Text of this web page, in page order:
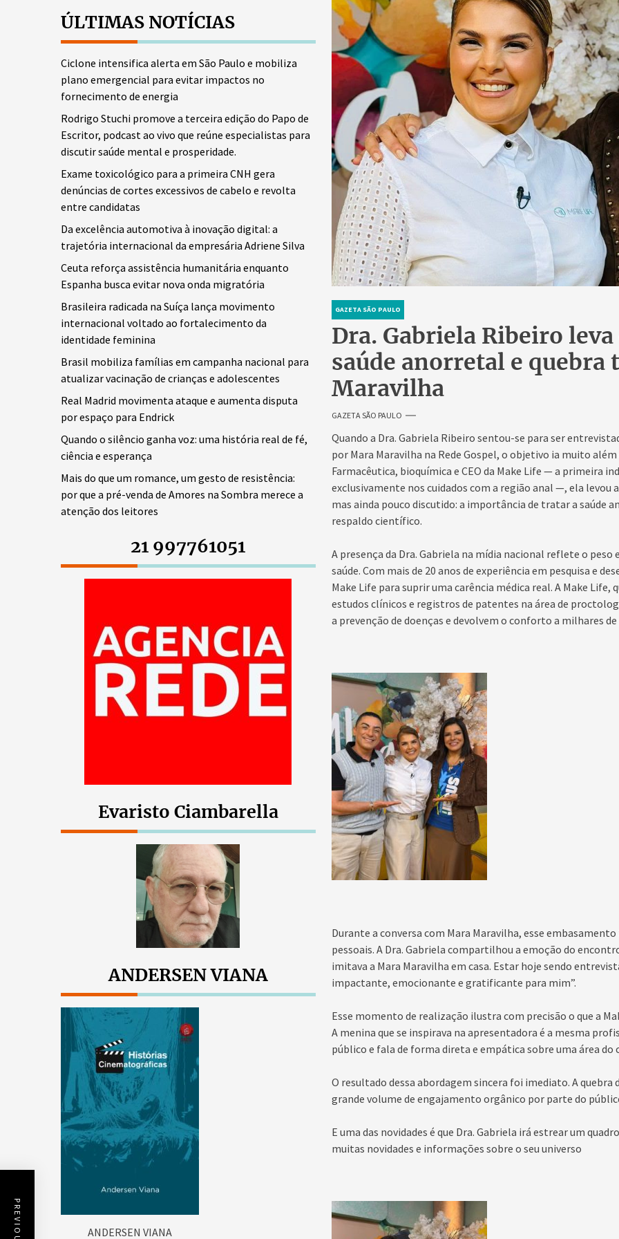
GAZETA SÃO PAULO
Dra. Gabriela Ribeiro
saúde anorretal e quebra
Maravilha
GAZETA SÃO PAULO
Quando a Dra. Gabriela Ribeiro sentou-se para ser
por Mara Maravilha na Rede Gospel, o objetivo ia muito
Farmacêutica, bioquímica e CEO da Make Life — a primeira
exclusivamente nos cuidados com a região anal —, ela
mas ainda pouco discutido: a importância de tratar a saúde
respaldo científico.
A presença da Dra. Gabriela na mídia nacional reflete o peso
saúde. Com mais de 20 anos de experiência em pesquisa e
Make Life para suprir uma carência médica real. A Make Life,
estudos clínicos e registros de patentes na área de
a prevenção de doenças e devolvem o conforto a milhares de
Durante a conversa com Mara Maravilha, esse
pessoais. A Dra. Gabriela compartilhou a emoção do
imitava a Mara Maravilha em casa. Estar hoje sendo
impactante, emocionante e gratificante para mim”.
Esse momento de realização ilustra com precisão o que a
A menina que se inspirava na apresentadora é a mesma
público e fala de forma direta e empática sobre uma área
O resultado dessa abordagem sincera foi imediato. A
grande volume de engajamento orgânico por parte do
E uma das novidades é que Dra. Gabriela irá estrear um
muitas novidades e informações sobre o seu universo
ÚLTIMAS NOTÍCIAS
Ciclone intensifica alerta em São Paulo e mobiliza
plano emergencial para evitar impactos no
fornecimento de energia
Rodrigo Stuchi promove a terceira edição do Papo de
Escritor, podcast ao vivo que reúne especialistas para
discutir saúde mental e prosperidade.
Exame toxicológico para a primeira CNH gera
denúncias de cortes excessivos de cabelo e revolta
entre candidatas
Da excelência automotiva à inovação digital: a
trajetória internacional da empresária Adriene Silva
Ceuta reforça assistência humanitária enquanto
Espanha busca evitar nova onda migratória
Brasileira radicada na Suíça lança movimento
internacional voltado ao fortalecimento da
identidade feminina
Brasil mobiliza famílias em campanha nacional para
atualizar vacinação de crianças e adolescentes
Real Madrid movimenta ataque e aumenta disputa
por espaço para Endrick
Quando o silêncio ganha voz: uma história real de fé,
ciência e esperança
Mais do que um romance, um gesto de resistência:
por que a pré-venda de Amores na Sombra merece a
atenção dos leitores
21 997761051
Evaristo Ciambarella
ANDERSEN VIANA
ANDERSEN VIANA